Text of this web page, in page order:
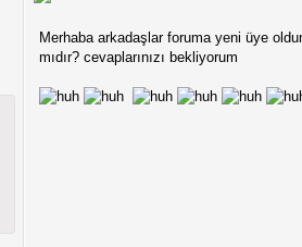
Merhaba arkadaşlar foruma yeni üye
mıdır? cevaplarınızı bekliyorum